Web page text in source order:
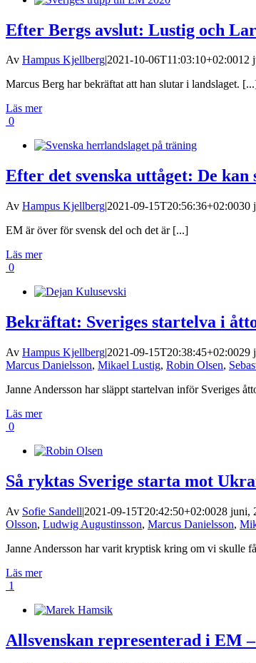
Efter Bergs avslut: Lustig och
Av Hampus Kjellberg|2021-10-06T11:03:10+02:0012
Marcus Berg har bekräftat att han slutar i landslaget.
Läs mer
0
Efter det svenska uttåget: De kan
Av Hampus Kjellberg|2021-09-15T20:56:36+02:0030
EM är över för svensk del och det är [...]
Läs mer
0
Bekräftat: Sveriges startelva i
Av Hampus Kjellberg|2021-09-15T20:38:45+02:0029
Marcus Danielsson, Mikael Lustig, Robin Olsen,
Janne Andersson har släppt startelvan inför Sveriges
Läs mer
0
Så ryktas Sverige starta mot
Av Sofie Sandell|2021-09-15T20:42:50+02:0028 juni,
Olsson, Ludwig Augustinsson, Marcus Danielsson,
Janne Andersson har varit kryptisk kring om vi skulle
Läs mer
1
Allsvenskan representerad i EM